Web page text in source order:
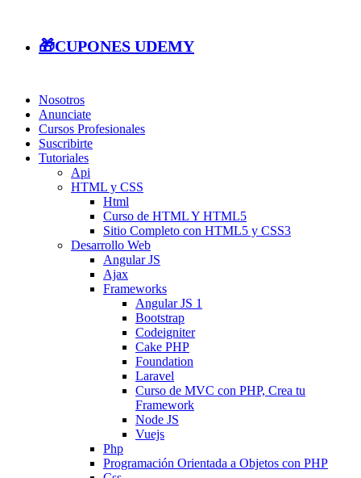
🎁CUPONES UDEMY
Nosotros
Anunciate
Cursos Profesionales
Suscribirte
Tutoriales
Api
HTML y CSS
Html
Curso de HTML Y HTML5
Sitio Completo con HTML5 y CSS3
Desarrollo Web
Angular JS
Ajax
Frameworks
Angular JS 1
Bootstrap
Codeigniter
Cake PHP
Foundation
Laravel
Curso de MVC con PHP, Crea tu
Framework
Node JS
Vuejs
Php
Programación Orientada a Objetos con PHP